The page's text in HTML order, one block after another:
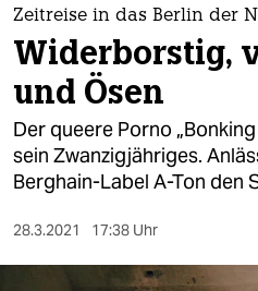
themen
politik
öko
gesellschaft
sport
Zeitreise in das Berlin der
Widerborstig,
und Ösen
Der queere Porno
sein Zwanzigjähriges.
Berghain-Label A-Ton den
28.3.2021 17:38 Uhr